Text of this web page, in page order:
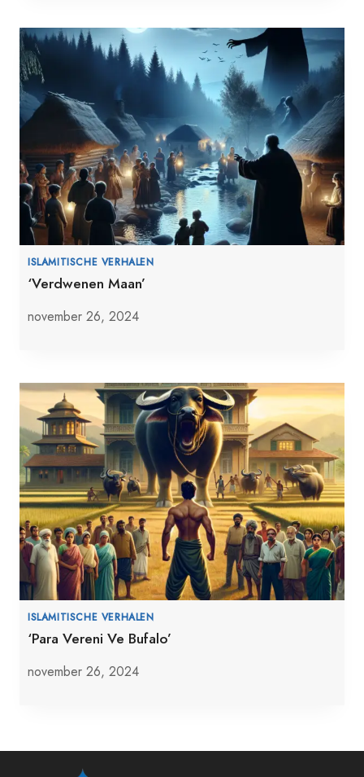
ISLAMITISCHE VERHALEN
‘Verdwenen Maan’
november 26, 2024
ISLAMITISCHE VERHALEN
‘Para Vereni Ve Bufalo’
november 26, 2024